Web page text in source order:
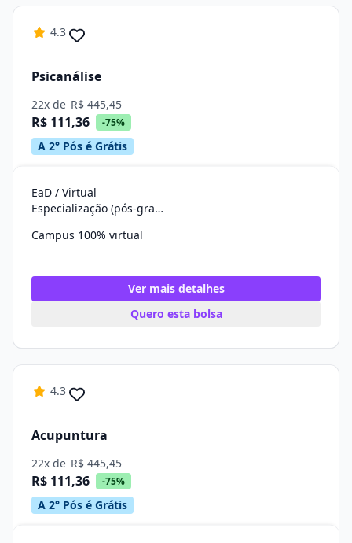
4.3
Psicanálise
22x de R$ 445,45
R$ 111,36 -75%
A 2° Pós é Grátis
EaD / Virtual
Especialização (pós-graduação)
Campus 100% virtual
Ver mais detalhes
Quero esta bolsa
4.3
Acupuntura
22x de R$ 445,45
R$ 111,36 -75%
A 2° Pós é Grátis